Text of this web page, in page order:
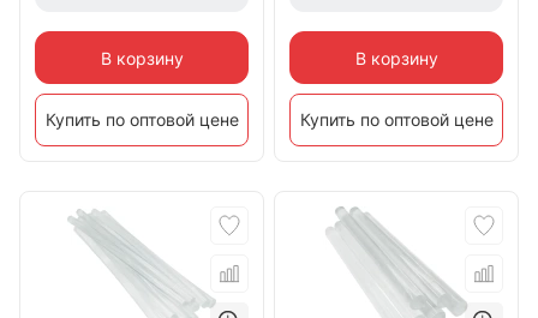
В корзину
Купить по оптовой цене
В корзину
Купить по оптовой цене